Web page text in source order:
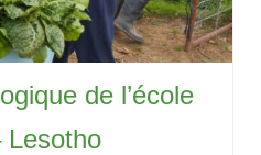
de l’école
Lesotho